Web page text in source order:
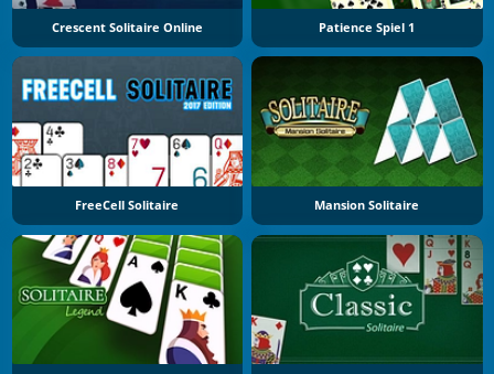
Crescent Solitaire Online Patience Spiel 1
FreeCell Solitaire Mansion Solitaire